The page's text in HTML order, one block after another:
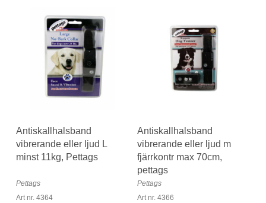
Antiskallhalsband
vibrerande eller ljud L
minst 11kg, Pettags
Pettags
Art nr. 4364
Antiskallhalsband
vibrerande eller ljud m
fjärrkontr max 70cm,
pettags
Pettags
Art nr. 4366